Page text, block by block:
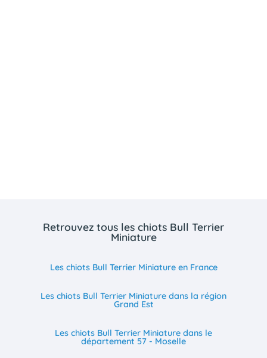
Retrouvez tous les chiots Bull Terrier
Miniature
Les chiots Bull Terrier Miniature en France
Les chiots Bull Terrier Miniature dans la région
Grand Est
Les chiots Bull Terrier Miniature dans le
département 57 - Moselle